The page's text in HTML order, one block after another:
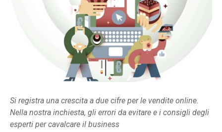
Si registra una crescita a due cifre per le vendite online.
Nella nostra inchiesta, gli errori da evitare e i consigli degli
esperti per cavalcare il business